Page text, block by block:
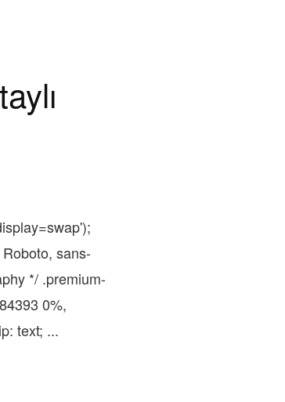
sans-
*/ .premium-
0%,
text; ...